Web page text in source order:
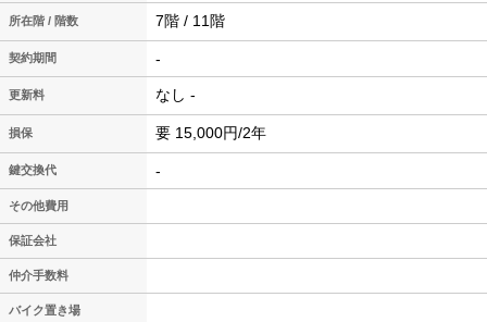
所在階 / 階数 7階 / 11階
契約期間 -
更新料 なし -
損保 要 15,000円/2年
鍵交換代 -
その他費用
保証会社
仲介手数料
バイク置き場